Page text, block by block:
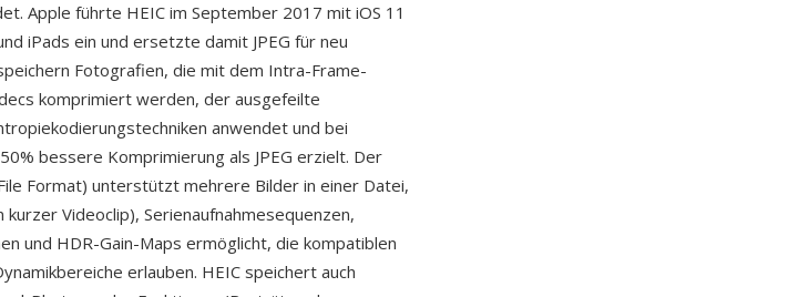
Apple führte HEIC im September 2017 mit iOS 11
iPads ein und ersetzte damit JPEG für neu
Fotografien, die mit dem Intra-Frame-
komprimiert werden, der ausgefeilte
anwendet und bei
bessere Komprimierung als JPEG erzielt. Der
Format) unterstützt mehrere Bilder in einer Datei,
Videoclip), Serienaufnahmesequenzen,
und HDR-Gain-Maps ermöglicht, die kompatiblen
erlauben. HEIC speichert auch